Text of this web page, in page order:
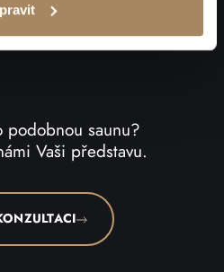
podobnou saunu?
Vaši představu.